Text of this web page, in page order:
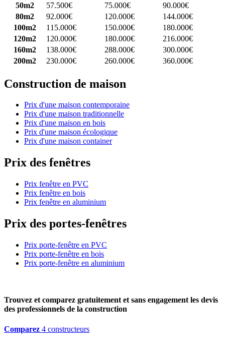
50m2
57.500€ 75.000€
90.000€
80m2
92.000€ 120.000€
144.000€
100m2
115.000€ 150.000€
180.000€
120m2
120.000€ 180.000€
216.000€
160m2
138.000€ 288.000€
300.000€
200m2
230.000€ 260.000€ 360.000€
Construction de maison
Prix d'une maison contemporaine
Prix d'une maison traditionnelle
Prix d'une maison en bois
Prix d'une maison écologique
Prix d'une maison container
Prix des fenêtres
Prix fenêtre en PVC
Prix fenêtre en bois
Prix fenêtre en aluminium
Prix des portes-fenêtres
Prix porte-fenêtre en PVC
Prix porte-fenêtre en bois
Prix porte-fenêtre en aluminium
Trouvez et comparez gratuitement et sans engagement les devis
des professionnels de la construction
Comparez 4 constructeurs